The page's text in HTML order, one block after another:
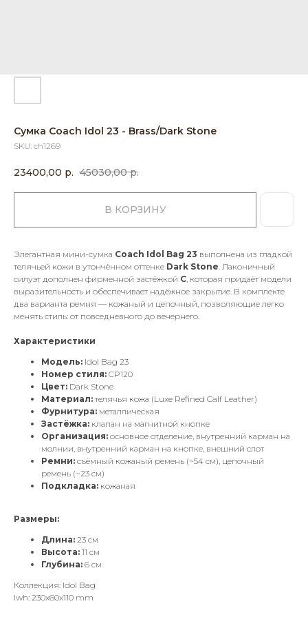
Сумка Coach Idol 23 - Brass/Dark Stone
SKU: ch1269
23400,00 р. 45030,00 р.
В КОРЗИНУ
Элегантная мини-сумка Coach Idol Bag 23 выполнена из гладкой
телячьей кожи в утончённом оттенке Dark Stone. Лаконичный
силуэт дополнен фирменной застёжкой C, которая придаёт модели
выразительность и обеспечивает надёжное закрытие. В комплекте
два варианта ремня — кожаный и цепочный, позволяющие легко
менять стиль: от повседневного до вечернего.
Характеристики
Модель: Idol Bag 23
Номер стиля: CP120
Цвет: Dark Stone
Материал:телячья кожа (Luxe Refined Calf Leather)
Фурнитура: металлическая
Застёжка: клапан на магнитной кнопке
Организация: основное отделение, внутренний карман на
молнии, внутренний карман на кнопке, внешний слот
Ремни: съёмный кожаный ремень (~54 см), цепочный
ремень (~23 см)
Подкладка: кожаная
Размеры:
Длина: 23 см
Высота: 11 см
Глубина: 6 см
Коллекция: Idol Bag
lwh: 230x60x110 mm